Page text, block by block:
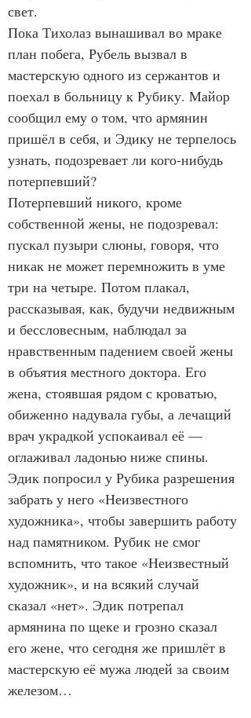
свет.
Пока Тихолаз вынашивал во мраке
план побега, Рубель вызвал в
мастерскую одного из сержантов и
поехал в больницу к Рубику. Майор
сообщил ему о том, что армянин
пришёл в себя, и Эдику не терпелось
узнать, подозревает ли кого-нибудь
потерпевший?
Потерпевший никого, кроме
собственной жены, не подозревал:
пускал пузыри слюны, говоря, что
никак не может перемножить в уме
три на четыре. Потом плакал,
рассказывая, как, будучи недвижным
и бессловесным, наблюдал за
нравственным падением своей жены
в объятия местного доктора. Его
жена, стоявшая рядом с кроватью,
обиженно надувала губы, а лечащий
врач украдкой успокаивал её —
оглаживал ладонью ниже спины.
Эдик попросил у Рубика разрешения
забрать у него «Неизвестного
художника», чтобы завершить работу
над памятником. Рубик не смог
вспомнить, что такое «Неизвестный
художник», и на всякий случай
сказал «нет». Эдик потрепал
армянина по щеке и грозно сказал
его жене, что сегодня же пришлёт в
мастерскую её мужа людей за своим
железом…